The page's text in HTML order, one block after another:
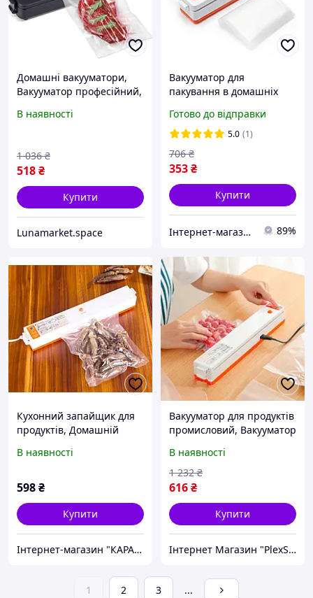
Домашні вакууматори,
Вакууматор професійний,
для сиру, Ручний
В наявності
518₴
1 036 ₴
Купити
Lunamarket.space
Вакууматор для
пакування в домашніх
апарат для пакування у
вакуумі NR-33
Готово до відправки
5.0 (1)
353₴
706 ₴
Купити
Інтернет-магазин 1001 Дрібниця 89%
Кухонний запайщик для
продуктів, Домашній
пакування, XXK
В наявності
598₴
Купити
Інтернет-магазин "КАРАПУЗИК"
Вакууматор для продуктів
промисловий, Вакууматор
Вакууматор від мережі,
CQS
В наявності
616₴
1 232 ₴
Купити
Інтернет Магазин "PlexStore"
1 2 3 ...